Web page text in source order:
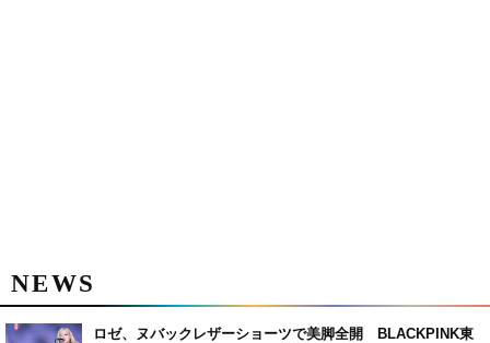
NEWS
ロゼ、ヌバックレザーショーツで美脚全開 BLACKPINK東